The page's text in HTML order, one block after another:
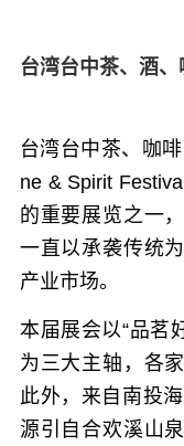
台湾台中茶、酒、
台湾台中茶、咖
ne & Spirit
的重要展览之一
一直以承袭传统
产业市场。
本届展会以“品茗
为三大主轴，各
此外，来自南投
源引自合欢溪山